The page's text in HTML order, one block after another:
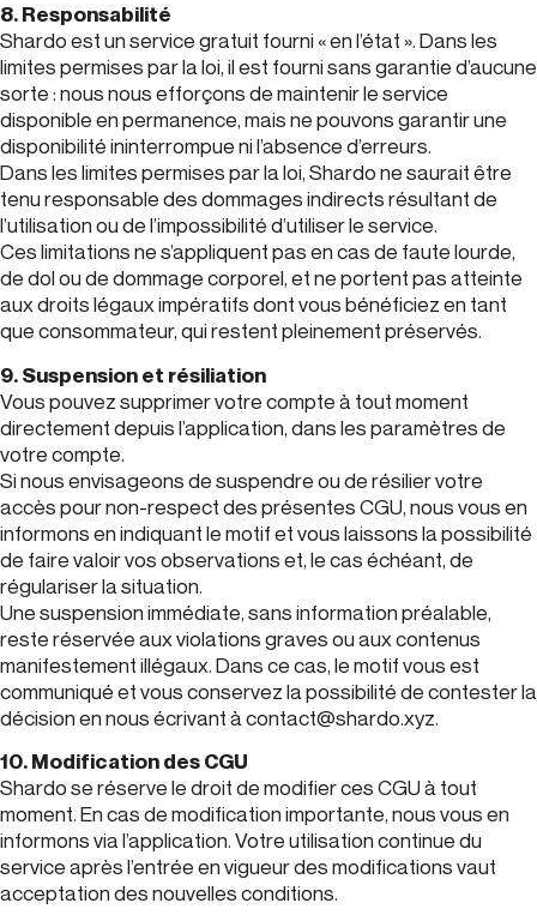
8. Responsabilité
Shardo est un service gratuit fourni « en l’état ». Dans les
limites permises par la loi, il est fourni sans garantie d’aucune
sorte : nous nous efforçons de maintenir le service
disponible en permanence, mais ne pouvons garantir une
disponibilité ininterrompue ni l’absence d’erreurs.
Dans les limites permises par la loi, Shardo ne saurait être
tenu responsable des dommages indirects résultant de
l’utilisation ou de l’impossibilité d’utiliser le service.
Ces limitations ne s’appliquent pas en cas de faute lourde,
de dol ou de dommage corporel, et ne portent pas atteinte
aux droits légaux impératifs dont vous bénéficiez en tant
que consommateur, qui restent pleinement préservés.
9. Suspension et résiliation
Vous pouvez supprimer votre compte à tout moment
directement depuis l’application, dans les paramètres de
votre compte.
Si nous envisageons de suspendre ou de résilier votre
accès pour non-respect des présentes CGU, nous vous en
informons en indiquant le motif et vous laissons la possibilité
de faire valoir vos observations et, le cas échéant, de
régulariser la situation.
Une suspension immédiate, sans information préalable,
reste réservée aux violations graves ou aux contenus
manifestement illégaux. Dans ce cas, le motif vous est
communiqué et vous conservez la possibilité de contester la
décision en nous écrivant à contact@shardo.xyz.
10. Modification des CGU
Shardo se réserve le droit de modifier ces CGU à tout
moment. En cas de modification importante, nous vous en
informons via l’application. Votre utilisation continue du
service après l’entrée en vigueur des modifications vaut
acceptation des nouvelles conditions.